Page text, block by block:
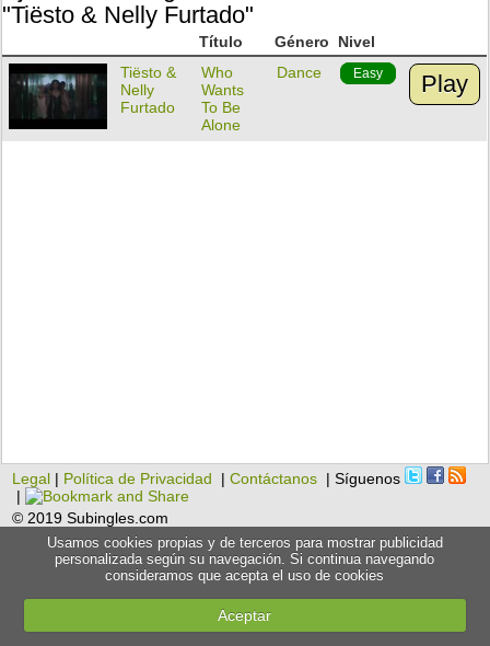
"Tiësto & Nelly Furtado"
Título Género
Nivel
Tiësto &
Nelly
Furtado
Who
Wants
To Be
Alone
Dance Easy Play
Legal | Política de Privacidad |Contáctanos | Síguenos
|
© 2019 Subingles.com
Usamos cookies propias y de terceros para mostrar publicidad
personalizada según su navegación. Si continua navegando
consideramos que acepta el uso de cookies
Aceptar